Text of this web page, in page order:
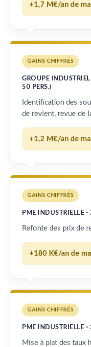
+1,7 M€/an de
GAINS CHIFFRÉS
GROUPE INDUSTRIEL
50 PERS.)
Identification des
de revient, revue de
+1,2 M€/an de
GAINS CHIFFRÉS
PME INDUSTRIELLE ·
Refonte des prix de
+180 K€/an de
GAINS CHIFFRÉS
PME INDUSTRIELLE ·
Mise à plat des taux